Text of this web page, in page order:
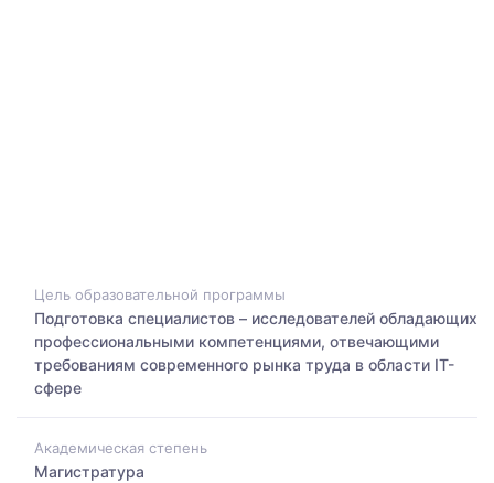
Цель образовательной программы
Подготовка специалистов – исследователей обладающих
профессиональными компетенциями, отвечающими
требованиям современного рынка труда в области IT-
сфере
Академическая степень
Магистратура